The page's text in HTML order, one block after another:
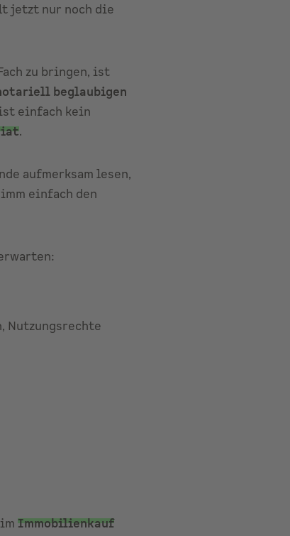
jetzt nur noch die
zu bringen, ist
beglaubigen
einfach kein
.
aufmerksam lesen,
einfach den
Nutzungsrechte
Immobilienkauf